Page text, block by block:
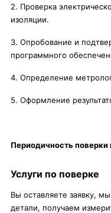
2. Проверка
изоляции.
3. Опробование и
программного
4. Определение
5. Оформление
Периодичность поверки
Услуги по поверке
Вы оставляете заявку,
детали, получаем